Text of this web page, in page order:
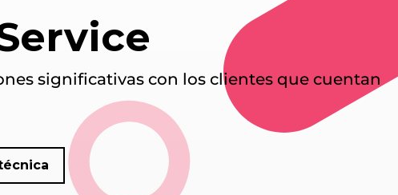
significativas con los clientes que cuentan